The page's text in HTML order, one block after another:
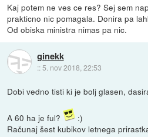
Kaj potem ne ves ce res? Sej sem
prakticno nic pomagala. Donira pa
Od obiska ministra nimas pa nic.
ginekk
:: 5. nov 2018, 22:53
Dobi vedno tisti ki je bolj glasen,
A 60 ha je ful?
:)
Računaj šest kubikov letnega